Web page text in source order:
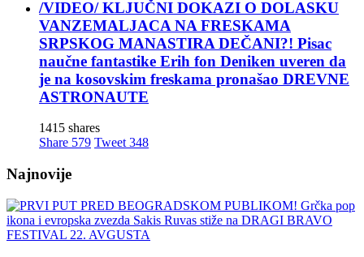
/VIDEO/ KLJUČNI DOKAZI O DOLASKU
VANZEMALJACA NA FRESKAMA
SRPSKOG MANASTIRA DEČANI?! Pisac
naučne fantastike Erih fon Deniken uveren da
je na kosovskim freskama pronašao DREVNE
ASTRONAUTE
1415 shares
Share 579 Tweet 348
Najnovije